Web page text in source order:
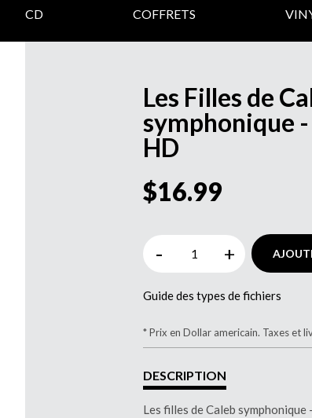
CD COFFRETS
Les Filles de
symphonique
HD
$16.99
- +
Guide des types de fichiers
* Prix en Dollar americain. Taxes et
DESCRIPTION
Les filles de Caleb